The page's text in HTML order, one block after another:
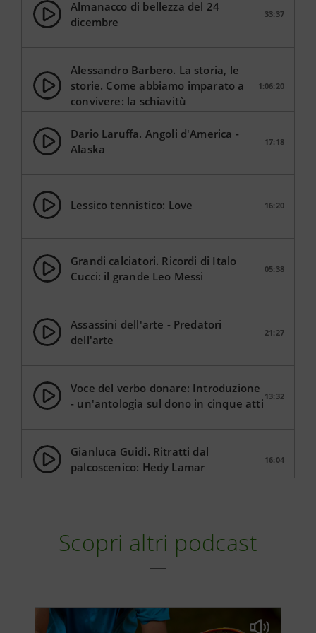
Almanacco di bellezza del 24
dicembre
33:37
Alessandro Barbero. La storia, le
storie. Come abbiamo imparato a
convivere: la schiavitù
1:06:20
Dario Laruffa. Angoli d'America -
Alaska
17:18
Lessico tennistico: Love 16:20
Grandi calciatori. Ricordi di Italo
Cucci: il grande Leo Messi
05:38
Assassini dell'arte - Predatori
dell'arte
21:27
Voce del verbo donare: Introduzione
- un'antologia sul dono in cinque atti
13:32
Gianluca Guidi. Ritratti dal
palcoscenico: Hedy Lamar
16:04
abilità musicali
Scopri altri podcast